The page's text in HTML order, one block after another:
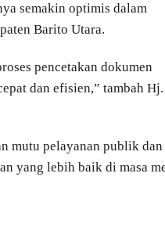
semakin optimis dalam
Barito Utara.
pencetakan dokumen
dan efisien,” tambah Hj.
mutu pelayanan publik dan
yang lebih baik di masa